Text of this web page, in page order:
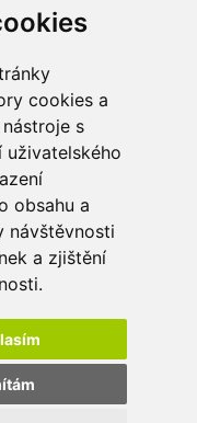
cookies a
s
uživatelského
obsahu a
návštěvnosti
a zjištění
Cena od90,56Kč